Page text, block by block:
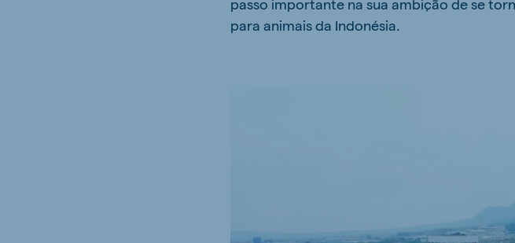
passo importante na sua ambição de se
para animais da Indonésia.